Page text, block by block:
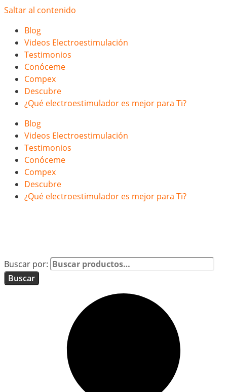
Saltar al contenido
Blog
Videos Electroestimulación
Testimonios
Conóceme
Compex
Descubre
¿Qué electroestimulador es mejor para Ti?
Blog
Videos Electroestimulación
Testimonios
Conóceme
Compex
Descubre
¿Qué electroestimulador es mejor para Ti?
Buscar por:
Buscar